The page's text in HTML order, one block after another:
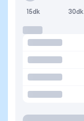
15dk 30dk